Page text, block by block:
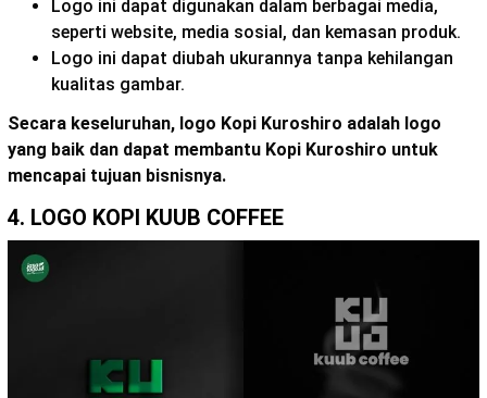
Logo ini dapat digunakan dalam berbagai media,
seperti website, media sosial, dan kemasan produk.
Logo ini dapat diubah ukurannya tanpa kehilangan
kualitas gambar.
Secara keseluruhan, logo Kopi Kuroshiro adalah logo
yang baik dan dapat membantu Kopi Kuroshiro untuk
mencapai tujuan bisnisnya.
4. LOGO KOPI KUUB COFFEE